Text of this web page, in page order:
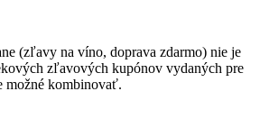
(zľavy na víno, doprava zdarmo) nie je
zľavových kupónov vydaných pre
kombinovať.